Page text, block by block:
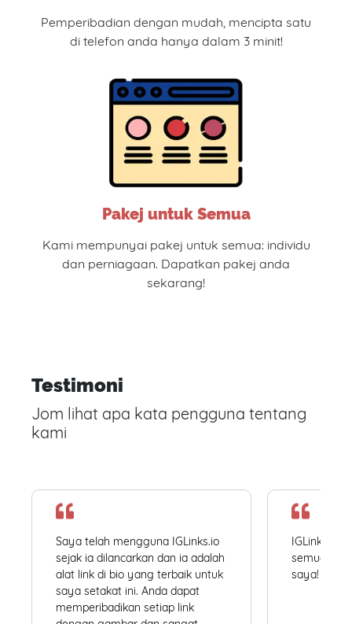
Pemperibadian dengan mudah, mencipta satu
di telefon anda hanya dalam 3 minit!
Pakej untuk Semua
Kami mempunyai pakej untuk semua: individu
dan perniagaan. Dapatkan pakej anda
sekarang!
Testimoni
Jom lihat apa kata pengguna tentang
kami
Saya telah mengguna IGLinks.io
sejak ia dilancarkan dan ia adalah
alat link di bio yang terbaik untuk
saya setakat ini. Anda dapat
memperibadikan setiap link
IGLinks.io
semua
saya!